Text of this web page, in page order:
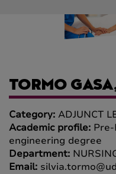
TORMO
Category: ADJUNCT
Academic profile:
engineering degree
Department:
Email: